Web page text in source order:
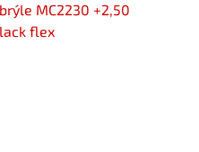
MC2230 +2,50
flex